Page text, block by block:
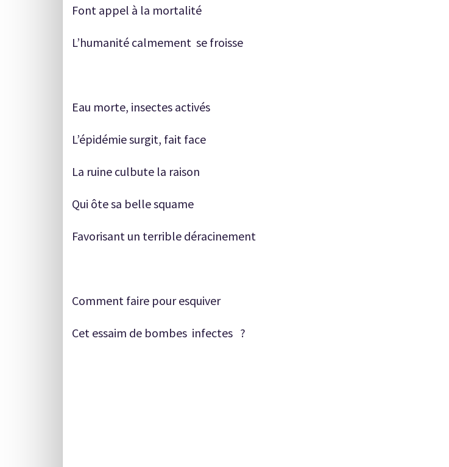
Font appel à la mortalité
L’humanité calmement se froisse
Eau morte, insectes activés
L’épidémie surgit, fait face
La ruine culbute la raison
Qui ôte sa belle squame
Favorisant un terrible déracinement
Comment faire pour esquiver
Cet essaim de bombes infectes ?